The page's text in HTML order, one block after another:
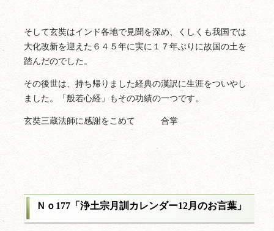
そして玄奘はインド各地で見聞を深め、くしくも我国では
大化改新を迎えた６４５年に実に１７年ぶりに故国の土を
踏んだのでした。
その後世は、持ち帰りました経典の漢訳に生涯をついやし
ました。「般若心経」もその功績の一つです。
玄奘三蔵法師に感謝をこめて 合掌
Ｎｏ177「浄土宗月訓カレンダー12月のお言葉」